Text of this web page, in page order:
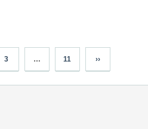
3 … 11 ››